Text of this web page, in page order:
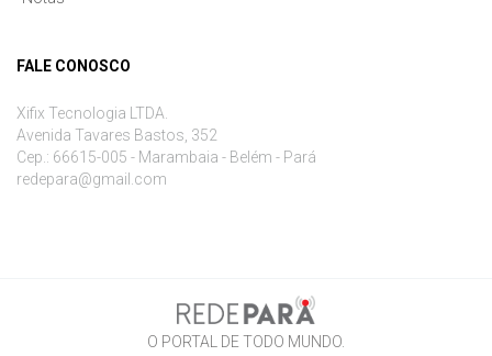
FALE CONOSCO
Xifix Tecnologia LTDA.
Avenida Tavares Bastos, 352
Cep.: 66615-005 - Marambaia - Belém - Pará
redepara@gmail.com
O PORTAL DE TODO MUNDO.